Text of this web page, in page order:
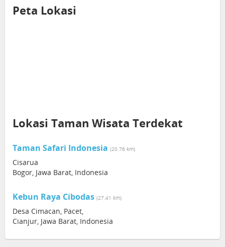
Peta Lokasi
Lokasi Taman Wisata Terdekat
Taman Safari Indonesia (20.76 km)
Cisarua
Bogor, Jawa Barat, Indonesia
Kebun Raya Cibodas (27.41 km)
Desa Cimacan, Pacet,
Cianjur, Jawa Barat, Indonesia